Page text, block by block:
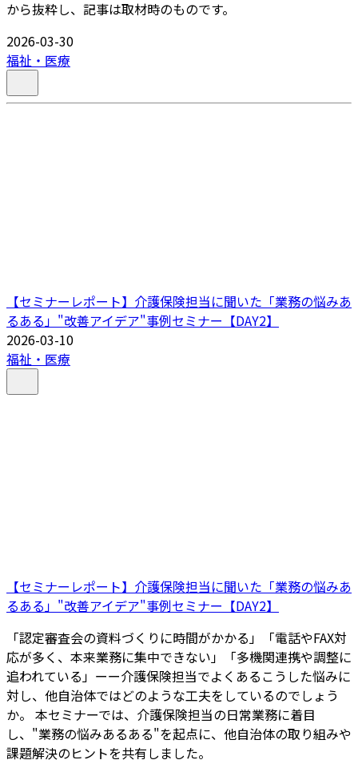
から抜粋し、記事は取材時のものです。
2026-03-30
福祉・医療
【セミナーレポート】介護保険担当に聞いた「業務の悩みあ
るある」"改善アイデア"事例セミナー【DAY2】
2026-03-10
福祉・医療
【セミナーレポート】介護保険担当に聞いた「業務の悩みあ
るある」"改善アイデア"事例セミナー【DAY2】
「認定審査会の資料づくりに時間がかかる」「電話やFAX対
応が多く、本来業務に集中できない」「多機関連携や調整に
追われている」ーー介護保険担当でよくあるこうした悩みに
対し、他自治体ではどのような工夫をしているのでしょう
か。 本セミナーでは、介護保険担当の日常業務に着目
し、"業務の悩みあるある"を起点に、他自治体の取り組みや
課題解決のヒントを共有しました。